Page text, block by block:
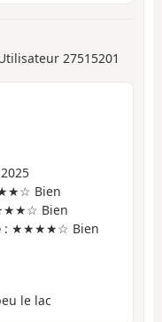
27515201
Bien
Bien
: ★★★★☆ Bien
le lac